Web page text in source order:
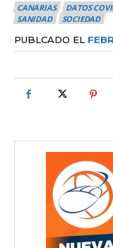
CANARIAS DATOS
SANIDAD
SOCIEDAD
PUBLCADO EL